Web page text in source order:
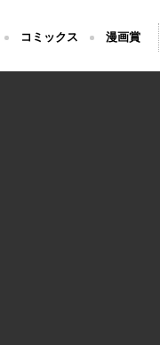
コミックス 漫画賞